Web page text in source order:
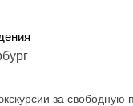
за свободную